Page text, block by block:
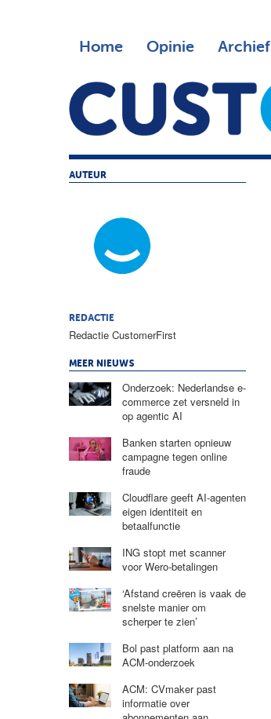
Home Opinie Archief
AUTEUR
REDACTIE
Redactie CustomerFirst
MEER NIEUWS
Onderzoek: Nederlandse e-
commerce zet versneld in
op agentic AI
Banken starten opnieuw
campagne tegen online
fraude
Cloudflare geeft AI-agenten
eigen identiteit en
betaalfunctie
ING stopt met scanner
voor Wero-betalingen
‘Afstand creëren is vaak de
snelste manier om
scherper te zien’
Bol past platform aan na
ACM-onderzoek
ACM: CVmaker past
informatie over